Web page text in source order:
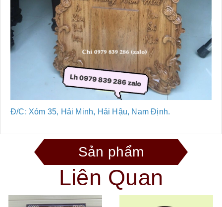
Đ/C: Xóm 35, Hải Minh, Hải Hậu, Nam Định.
Sản phẩm
Liên Quan